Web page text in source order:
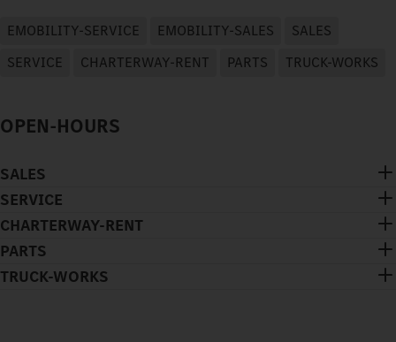
EMOBILITY-SERVICE EMOBILITY-SALES
SALES
SERVICE
CHARTERWAY-RENT PARTS TRUCK-WORKS
OPEN-HOURS
SALES
SERVICE
CHARTERWAY-RENT
PARTS
TRUCK-WORKS